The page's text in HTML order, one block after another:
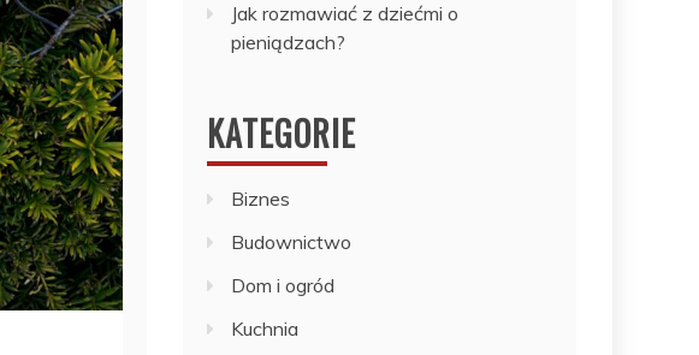
Jak rozmawiać z dziećmi o
pieniądzach?
KATEGORIE
Biznes
Budownictwo
Dom i ogród
Kuchnia